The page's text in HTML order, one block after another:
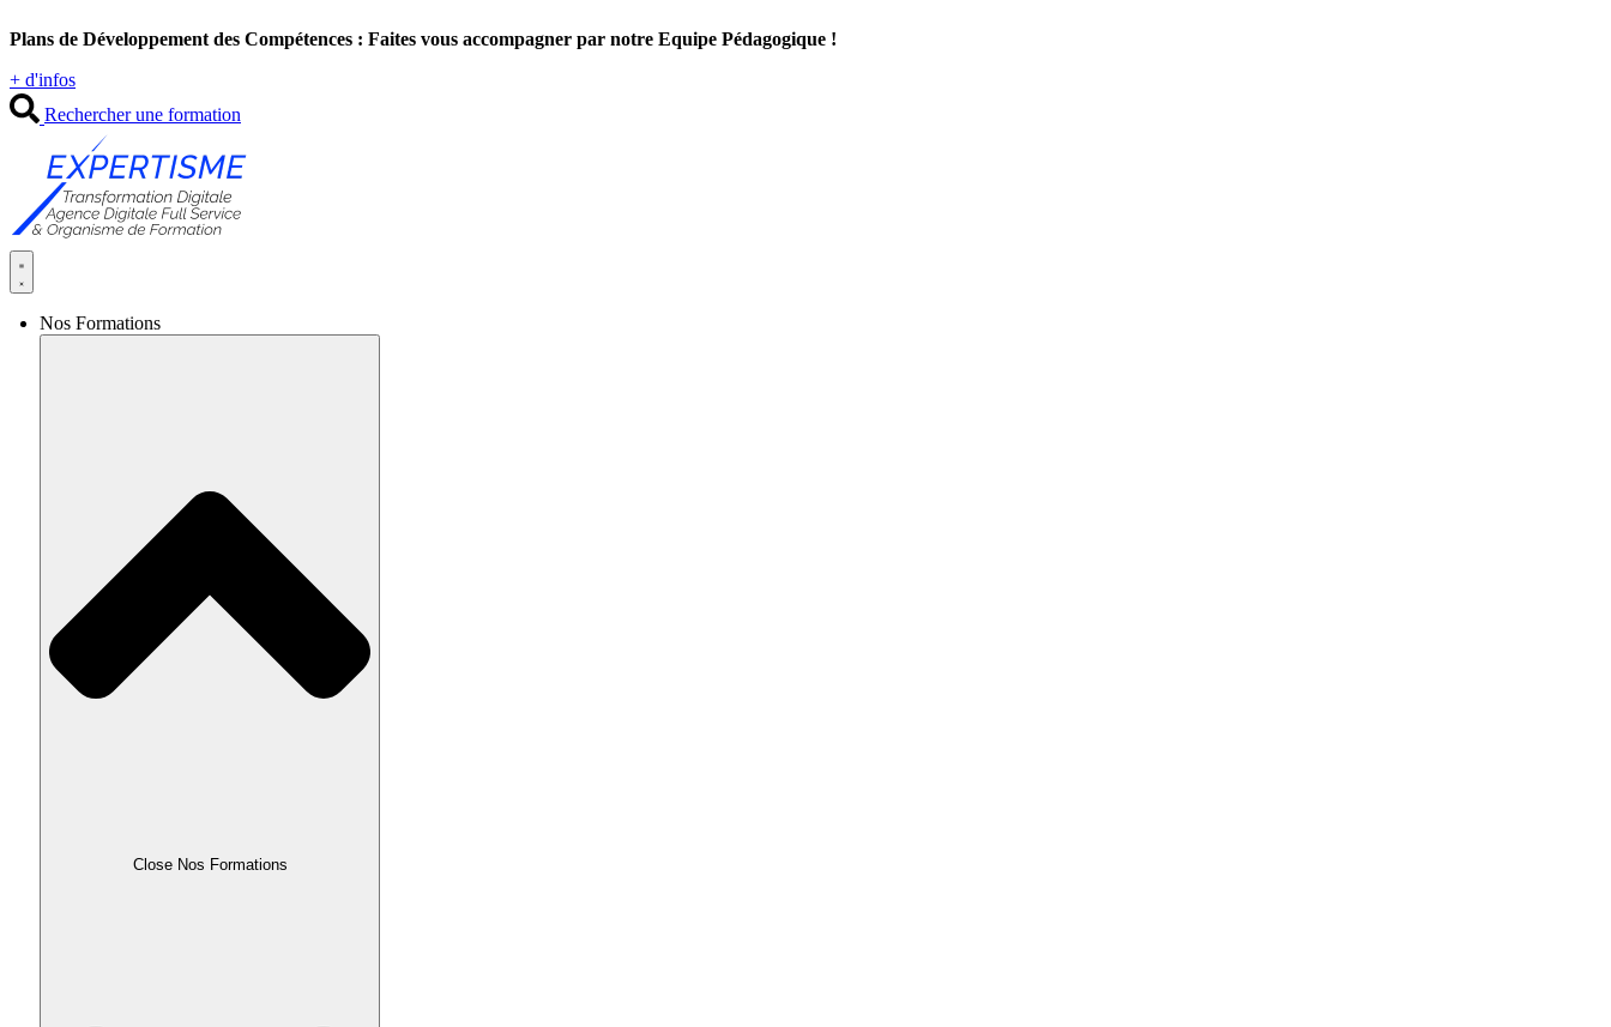
au
Plans de Développement des Compétences : Faites vous accompagner par notre Equipe Pédagogique !
+ d'infos
Rechercher une formation
Nos Formations
Close Nos Formations